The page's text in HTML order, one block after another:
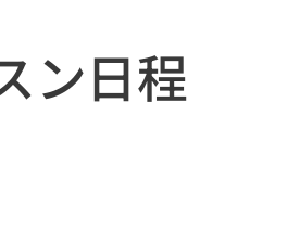
ン日程